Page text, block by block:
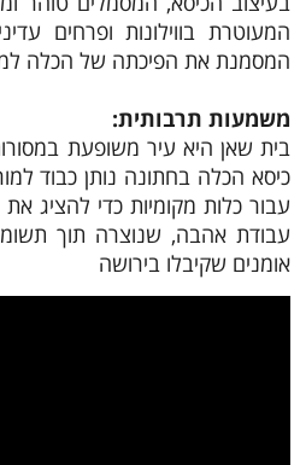
המעוטרת בווילונות ופרחים
המסמנת את הפיכתה של הכלה
משמעות תרבותית:
בית שאן היא עיר משופעת
כיסא הכלה בחתונה נותן כבוד
עבור כלות מקומיות כדי להציג
עבודת אהבה, שנוצרה תוך
אומנים שקיבלו בירושה